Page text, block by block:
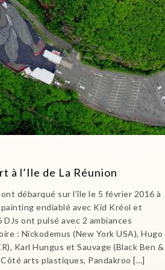
à l’Ile de La Réunion
débarqué sur l’île le 5 février 2016 à
painting endiablé avec Kid Kréol et
ont pulsé avec 2 ambiances
: Nickodemus (New York USA), Hugo
Karl Hungus et Sauvage (Black Ben &
arts plastiques, Pandakroo […]